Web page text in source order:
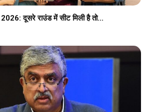
दूसरे राउंड में सीट मिली है तो...